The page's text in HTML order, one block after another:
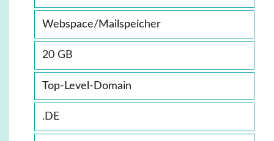
Webspace/Mailspeicher
20 GB
Top-Level-Domain
.DE